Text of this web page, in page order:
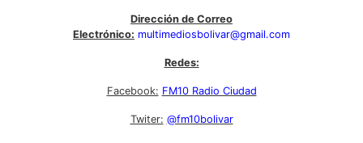
Dirección de Correo
Electrónico: multimediosbolivar@gmail.com
Redes:
Facebook: FM10 Radio Ciudad
Twiter: @fm10bolivar